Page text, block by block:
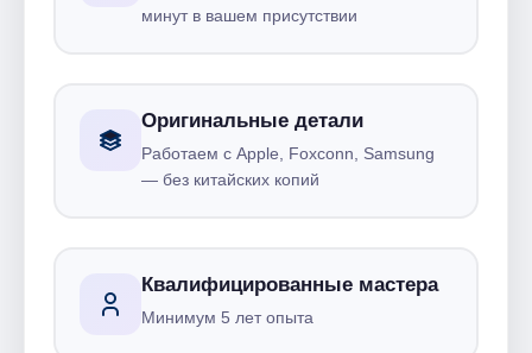
минут в вашем присутствии
Оригинальные детали
Работаем с Apple, Foxconn, Samsung
— без китайских копий
Квалифицированные мастера
Минимум 5 лет опыта